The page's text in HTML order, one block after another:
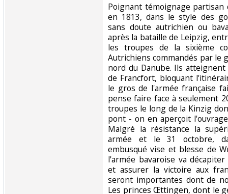
‎Poignant témoignage partisan
en 1813, dans le style des
sans doute autrichien ou
après la bataille de Leipzig,
les troupes de la sixième
Autrichiens commandés par le
nord du Danube. Ils atteignent
de Francfort, bloquant
le gros de l'armée française
pense faire face à seulement
troupes le long de la Kinzig
pont - on en aperçoit
Malgré la résistance la
armée et le 31 octobre,
embusqué vise et blesse de
l'armée bavaroise va
et assurer la victoire aux
seront importantes dont de
Les princes Œttingen, dont le